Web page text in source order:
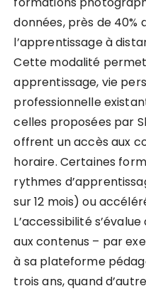
données, près de 40%
l’apprentissage à
Cette modalité
apprentissage, vie
professionnelle
celles proposées par
offrent un accès aux
horaire. Certaines
rythmes
sur 12 mois) ou
L’accessibilité
aux contenus – par
à sa plateforme
trois ans, quand